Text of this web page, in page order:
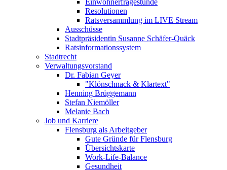
Einwohnerfragestunde
Resolutionen
Ratsversammlung im LIVE Stream
Ausschüsse
Stadtpräsidentin Susanne Schäfer-Quäck
Ratsinformationssystem
Stadtrecht
Verwaltungsvorstand
Dr. Fabian Geyer
"Klönschnack & Klartext"
Henning Brüggemann
Stefan Niemöller
Melanie Bach
Job und Karriere
Flensburg als Arbeitgeber
Gute Gründe für Flensburg
Übersichtskarte
Work-Life-Balance
Gesundheit